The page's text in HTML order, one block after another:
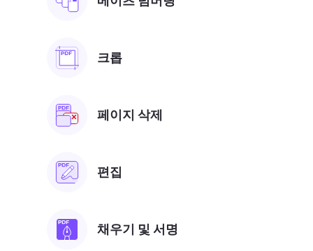
크롭
페이지 삭제
편집
채우기 및 서명